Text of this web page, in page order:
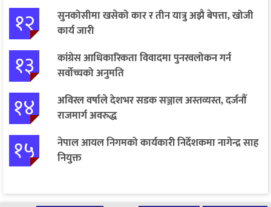
१२
सुनकोसीमा खसेको कार र तीन यात्रु अझै बेपत्ता, खोजी
कार्य जारी
१३
कांग्रेस आधिकारिकता विवादमा पुनरवलोकन गर्न
सर्वोच्चको अनुमति
१४
अविरल वर्षाले देशभर सडक सञ्जाल अस्तव्यस्त, दर्जनौँ
राजमार्ग अवरुद्ध
१५
नेपाल आयल निगमको कार्यकारी निर्देशकमा नागेन्द्र साह
नियुक्त